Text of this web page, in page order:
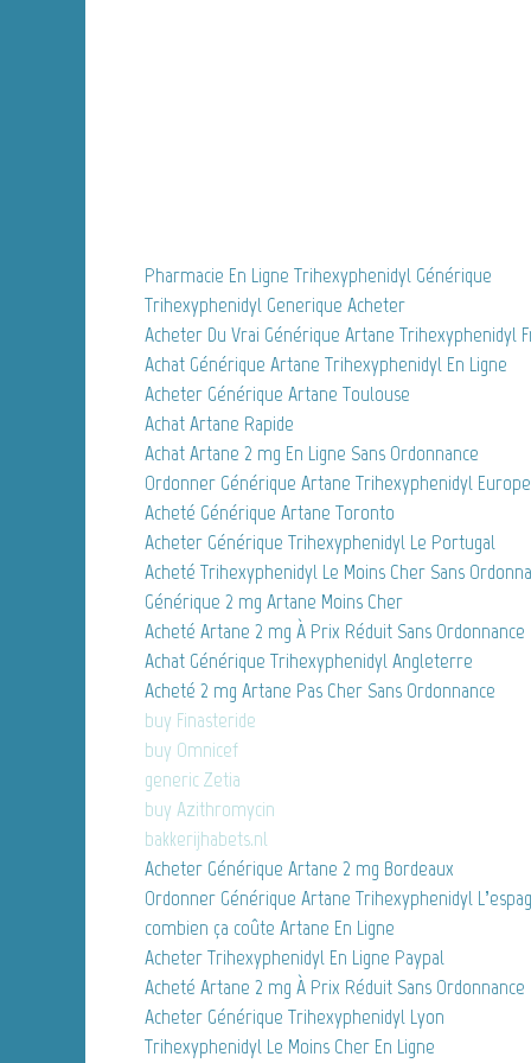
Pharmacie En Ligne Trihexyphenidyl Générique
Trihexyphenidyl Generique Acheter
Acheter Du Vrai Générique Artane Trihexyphenidyl
Achat Générique Artane Trihexyphenidyl En Ligne
Acheter Générique Artane Toulouse
Achat Artane Rapide
Achat Artane 2 mg En Ligne Sans Ordonnance
Ordonner Générique Artane Trihexyphenidyl Europe
Acheté Générique Artane Toronto
Acheter Générique Trihexyphenidyl Le Portugal
Acheté Trihexyphenidyl Le Moins Cher Sans
Générique 2 mg Artane Moins Cher
Acheté Artane 2 mg À Prix Réduit Sans Ordonnance
Achat Générique Trihexyphenidyl Angleterre
Acheté 2 mg Artane Pas Cher Sans Ordonnance
buy Finasteride
buy Omnicef
generic Zetia
buy Azithromycin
bakkerijhabets.nl
Acheter Générique Artane 2 mg Bordeaux
Ordonner Générique Artane Trihexyphenidyl
combien ça coûte Artane En Ligne
Acheter Trihexyphenidyl En Ligne Paypal
Acheté Artane 2 mg À Prix Réduit Sans Ordonnance
Acheter Générique Trihexyphenidyl Lyon
Trihexyphenidyl Le Moins Cher En Ligne